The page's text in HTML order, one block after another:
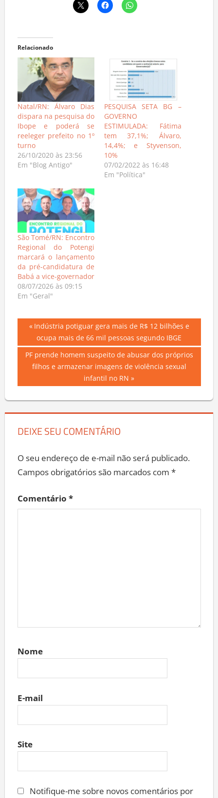
Relacionado
Natal/RN: Álvaro Dias
dispara na pesquisa do
Ibope e poderá se
reeleger prefeito no 1º
turno
26/10/2020 às 23:56
Em "Blog Antigo"
PESQUISA SETA BG –
GOVERNO
ESTIMULADA: Fátima
tem 37,1%; Álvaro,
14,4%; e Styvenson,
10%
07/02/2022 às 16:48
Em "Política"
São Tomé/RN: Encontro
Regional do Potengi
marcará o lançamento
da pré-candidatura de
Babá a vice-governador
08/07/2026 às 09:15
Em "Geral"
Navegação
de
Post
Previous
Post:
Indústria potiguar gera mais de R$ 12 bilhões e
ocupa mais de 66 mil pessoas segundo IBGE
Next
Post:
PF prende homem suspeito de abusar dos próprios
filhos e armazenar imagens de violência sexual
infantil no RN
DEIXE SEU COMENTÁRIO
O seu endereço de e-mail não será publicado.
Campos obrigatórios são marcados com *
Comentário *
Nome
E-mail
Site
Notifique-me sobre novos comentários por